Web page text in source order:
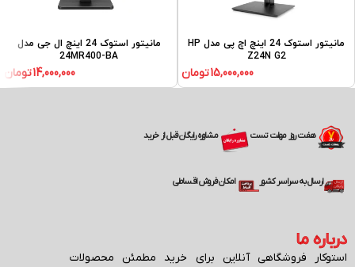
مانیتور استوک 24 اینچ اچ پی مدل HP
Z24N G2
15,000,000تومان
مانیتور استوک 24 اینچ ال جی مدل
24MR400-BA
14,000,000تومان
هفت روز مهلت تست مشاوره رایگان قبل از خرید
ارسال به سراسر کشور امکان فروش اقساطی
درباره ما
استوکار فروشگاهی آنلاین برای خرید مطمئن محصولات